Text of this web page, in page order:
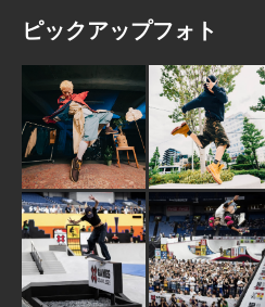
ピックアップフォト